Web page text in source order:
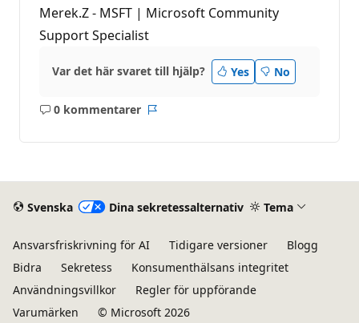
Merek.Z - MSFT | Microsoft Community
Support Specialist
Var det här svaret till hjälp? Yes No
0 kommentarer
Inga
Svenska Dina sekretessalternativ Tema
Ansvarsfriskrivning för AI Tidigare versioner
Blogg
Bidra
Sekretess
Konsumenthälsans integritet
Användningsvillkor
Regler för uppförande
Varumärken
© Microsoft 2026